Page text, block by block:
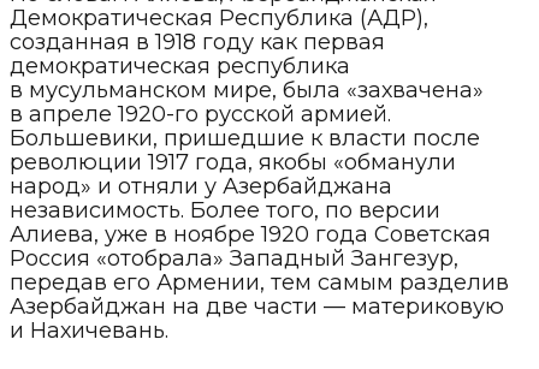
Демократическая Республика (АДР),
созданная в 1918 году как первая
демократическая республика
в мусульманском мире, была «захвачена»
в апреле 1920-го русской армией.
Большевики, пришедшие к власти после
революции 1917 года, якобы «обманули
народ» и отняли у Азербайджана
независимость. Более того, по версии
Алиева, уже в ноябре 1920 года Советская
Россия «отобрала» Западный Зангезур,
передав его Армении, тем самым разделив
Азербайджан на две части — материковую
и Нахичевань.